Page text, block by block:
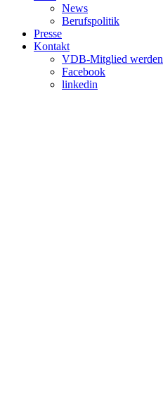
News
Berufspolitik
Presse
Kontakt
VDB-Mitglied werden
Facebook
linkedin